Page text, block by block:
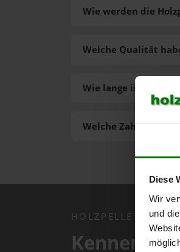
Diese
Wir
und
Wie werden die
Welche
Welche Qualität
Wie lange ist die
HOLZPELLETS.NET
Kennen